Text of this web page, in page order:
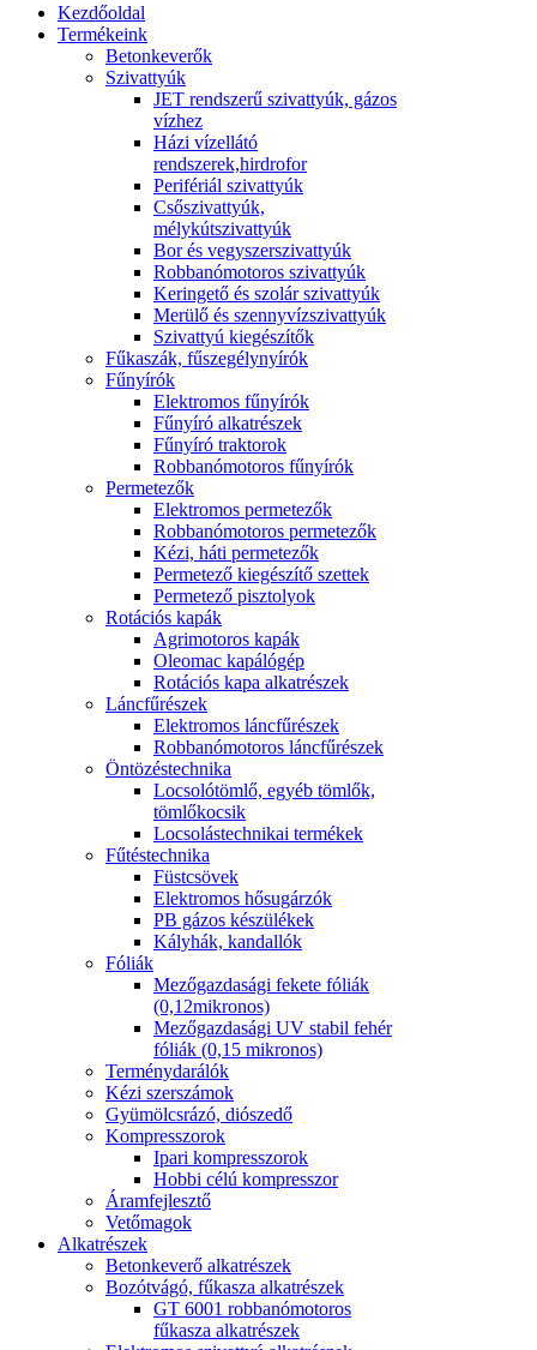
Kezdőoldal
Termékeink
Betonkeverők
Szivattyúk
JET rendszerű szivattyúk, gázos
vízhez
Házi vízellátó
rendszerek,hirdrofor
Perifériál szivattyúk
Csőszivattyúk,
mélykútszivattyúk
Bor és vegyszerszivattyúk
Robbanómotoros szivattyúk
Keringető és szolár szivattyúk
Merülő és szennyvízszivattyúk
Szivattyú kiegészítők
Fűkaszák, fűszegélynyírók
Fűnyírók
Elektromos fűnyírók
Fűnyíró alkatrészek
Fűnyíró traktorok
Robbanómotoros fűnyírók
Permetezők
Elektromos permetezők
Robbanómotoros permetezők
Kézi, háti permetezők
Permetező kiegészítő szettek
Permetező pisztolyok
Rotációs kapák
Agrimotoros kapák
Oleomac kapálógép
Rotációs kapa alkatrészek
Láncfűrészek
Elektromos láncfűrészek
Robbanómotoros láncfűrészek
Öntözéstechnika
Locsolótömlő, egyéb tömlők,
tömlőkocsik
Locsolástechnikai termékek
Fűtéstechnika
Füstcsövek
Elektromos hősugárzók
PB gázos készülékek
Kályhák, kandallók
Fóliák
Mezőgazdasági fekete fóliák
(0,12mikronos)
Mezőgazdasági UV stabil fehér
fóliák (0,15 mikronos)
Terménydarálók
Kézi szerszámok
Gyümölcsrázó, diószedő
Kompresszorok
Ipari kompresszorok
Hobbi célú kompresszor
Áramfejlesztő
Vetőmagok
Alkatrészek
Betonkeverő alkatrészek
Bozótvágó, fűkasza alkatrészek
GT 6001 robbanómotoros
fűkasza alkatrészek